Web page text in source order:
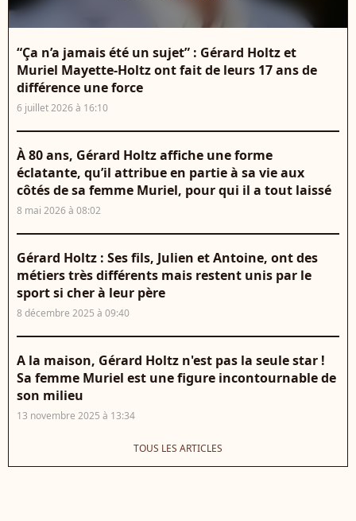
“Ça n’a jamais été un sujet” : Gérard Holtz et
Muriel Mayette-Holtz ont fait de leurs 17 ans de
différence une force
6 juillet 2026 à 16:10
À 80 ans, Gérard Holtz affiche une forme
éclatante, qu’il attribue en partie à sa vie aux
côtés de sa femme Muriel, pour qui il a tout laissé
8 mai 2026 à 08:02
Gérard Holtz : Ses fils, Julien et Antoine, ont des
métiers très différents mais restent unis par le
sport si cher à leur père
8 décembre 2025 à 09:40
A la maison, Gérard Holtz n'est pas la seule star !
Sa femme Muriel est une figure incontournable de
son milieu
13 novembre 2025 à 13:34
TOUS LES ARTICLES